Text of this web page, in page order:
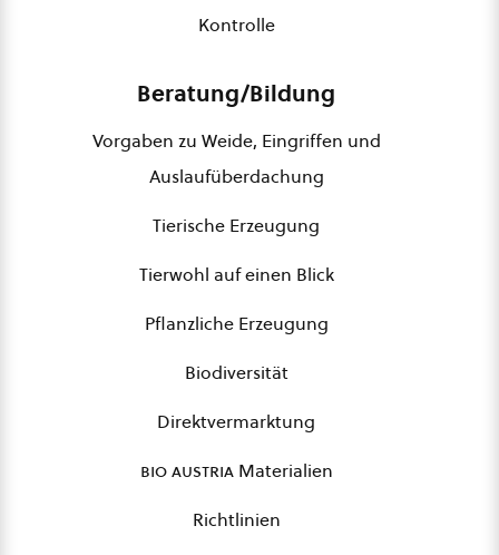
Kontrolle
Beratung/Bildung
Vorgaben zu Weide, Eingriffen und
Auslaufüberdachung
Tierische Erzeugung
Tierwohl auf einen Blick
Pflanzliche Erzeugung
Biodiversität
Direktvermarktung
bio austriaMaterialien
Richtlinien